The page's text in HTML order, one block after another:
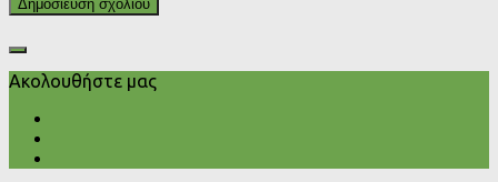
Ακολουθήστε μας